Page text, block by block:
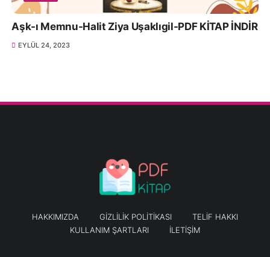
Aşk-ı Memnu-Halit Ziya Uşaklıgil-PDF KİTAP İNDİR
EYLÜL 24, 2023
HAKKIMIZDA GIZLILIK POLITIKASI
TELIF HAKKI
KULLANIM ŞARTLARI
İLETIŞIM